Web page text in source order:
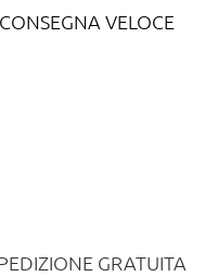
CONSEGNA VELOCE
GRATUITA